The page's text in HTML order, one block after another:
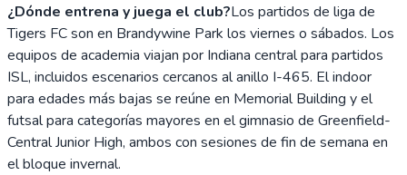
¿Dónde entrena y juega el club?Los partidos de liga de
Tigers FC son en Brandywine Park los viernes o sábados. Los
equipos de academia viajan por Indiana central para partidos
ISL, incluidos escenarios cercanos al anillo I-465. El indoor
para edades más bajas se reúne en Memorial Building y el
futsal para categorías mayores en el gimnasio de Greenfield-
Central Junior High, ambos con sesiones de fin de semana en
el bloque invernal.